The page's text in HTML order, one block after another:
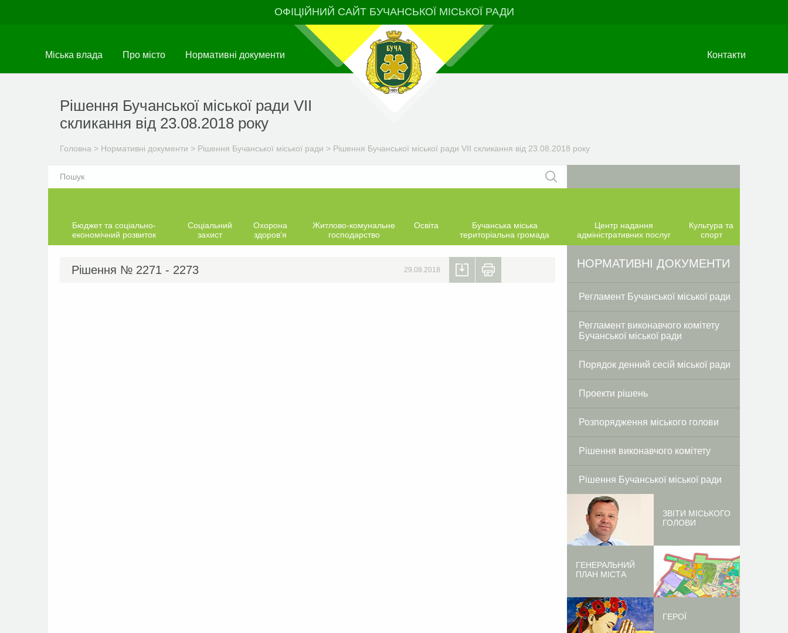
ОФІЦІЙНИЙ САЙТ БУЧАНСЬКОЇ МІСЬКОЇ РАДИ
Міська влада Про місто Нормативні документи Контакти
Рішення Бучанської міської ради VII
скликання від 23.08.2018 року
Головна > Нормативні документи > Рішення Бучанської міської ради > Рішення Бучанської міської ради VII скликання від 23.08.2018 року
Бюджет та соціально-
економічний розвиток
Соціальний
захист
Охорона
здоров’я
Житлово-комунальне
господарство
Освіта
Бучанська міська
територіальна громада
Центр надання
адміністративних послуг
Культура та
спорт
Рішення № 2271 - 2273 29.08.2018 Facebook
Twitter
НОРМАТИВНІ ДОКУМЕНТИ
Регламент Бучанської міської ради
Регламент виконавчого комітету
Бучанської міської ради
Порядок денний сесій міської ради
Проекти рішень
Розпорядження міського голови
Рішення виконавчого комітету
Рішення Бучанської міської ради
ЗВІТИ МІСЬКОГО
ГОЛОВИ
ГЕНЕРАЛЬНИЙ
ПЛАН МІСТА
ГЕРОЇ